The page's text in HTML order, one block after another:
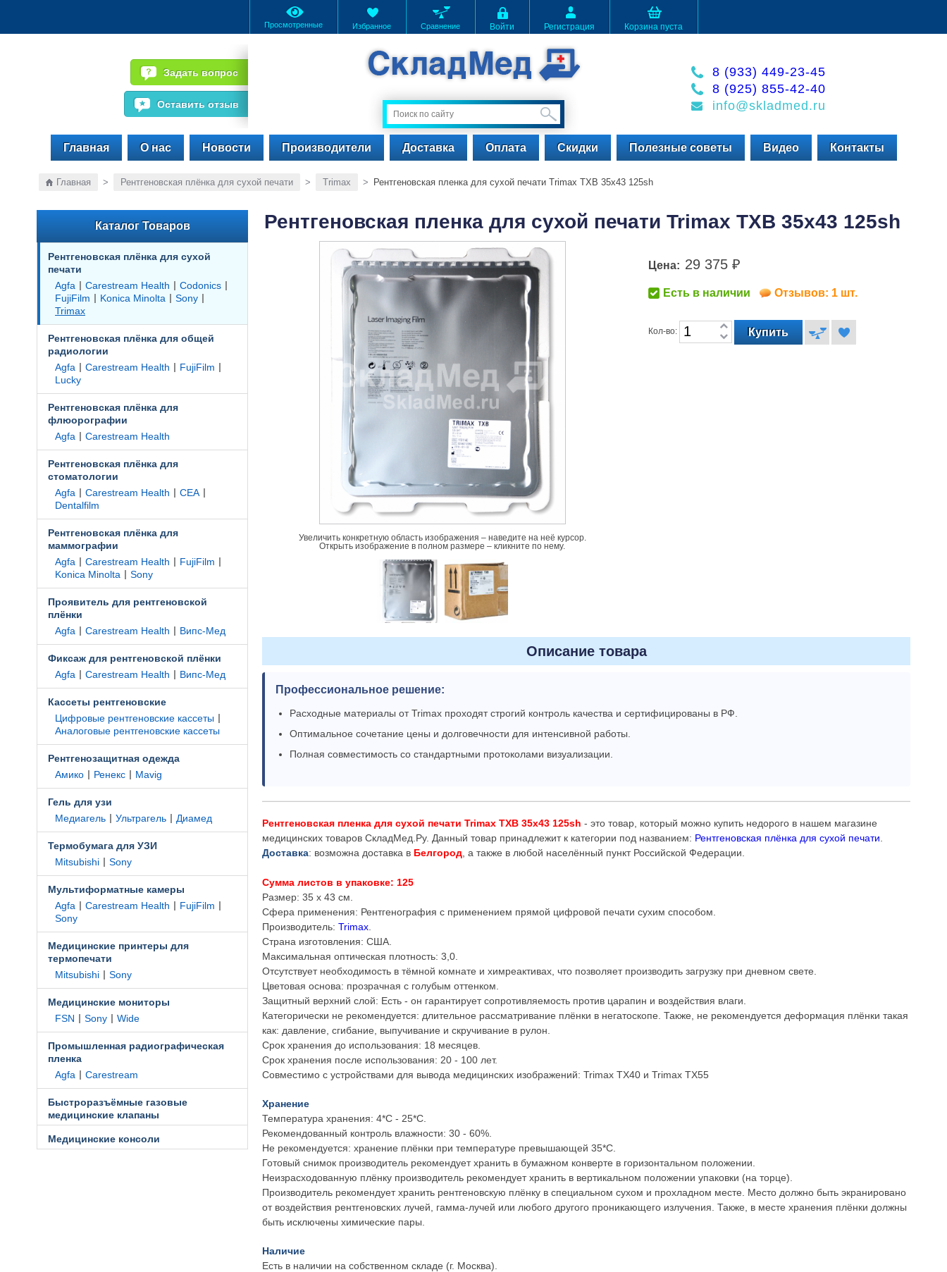
Просмотренные Избранное Сравнение Войти Регистрация Корзина пуста
Задать вопрос
Оставить отзыв
8 (933) 449-23-45
8 (925) 855-42-40
info@skladmed.ru
Главная О нас Новости Производители Доставка Оплата Скидки Полезные советы Видео Контакты
Главная > Рентгеновская плёнка для сухой печати > Trimax > Рентгеновская пленка для сухой печати Trimax TXB 35x43 125sh
Каталог Товаров
Рентгеновская плёнка для сухой
печати
Agfa | Carestream Health | Codonics |
FujiFilm | Konica Minolta | Sony |
Trimax
Рентгеновская плёнка для общей
радиологии
Agfa | Carestream Health | FujiFilm |
Lucky
Рентгеновская плёнка для
флюорографии
Agfa | Carestream Health
Рентгеновская плёнка для
стоматологии
Agfa | Carestream Health | CEA |
Dentalfilm
Рентгеновская плёнка для
маммографии
Agfa | Carestream Health | FujiFilm |
Konica Minolta | Sony
Проявитель для рентгеновской
плёнки
Agfa | Carestream Health | Випс-Мед
Фиксаж для рентгеновской плёнки
Agfa | Carestream Health | Випс-Мед
Кассеты рентгеновские
Цифровые рентгеновские кассеты |
Аналоговые рентгеновские кассеты
Рентгенозащитная одежда
Амико | Ренекс | Mavig
Гель для узи
Медиагель | Ультрагель | Диамед
Термобумага для УЗИ
Mitsubishi | Sony
Мультиформатные камеры
Agfa | Carestream Health | FujiFilm |
Sony
Медицинские принтеры для
термопечати
Mitsubishi | Sony
Медицинские мониторы
FSN | Sony | Wide
Промышленная радиографическая
пленка
Agfa | Carestream
Быстроразъёмные газовые
медицинские клапаны
Медицинские консоли
Рентгеновская пленка для сухой печати Trimax TXB 35x43 125sh
Увеличить конкретную область изображения – наведите на неё курсор.
Открыть изображение в полном размере – кликните по нему.
Цена: 29 375 ₽
Есть в наличии Отзывов: 1 шт.
Кол-во:
Описание товара
Профессиональное решение:
Расходные материалы от Trimax проходят строгий контроль качества и сертифицированы в РФ.
Оптимальное сочетание цены и долговечности для интенсивной работы.
Полная совместимость со стандартными протоколами визуализации.
Рентгеновская пленка для сухой печати Trimax TXB 35x43 125sh - это товар, который можно купить недорого в нашем магазине
медицинских товаров СкладМед.Ру. Данный товар принадлежит к категории под названием: Рентгеновская плёнка для сухой печати
Доставка: возможна доставка в Белгород , а также в любой населённый пункт Российской Федерации.
Сумма листов в упаковке: 125
Размер: 35 x 43 см.
Сфера применения: Рентгенография с применением прямой цифровой печати сухим способом.
Производитель: Trimax
Страна изготовления: США.
Максимальная оптическая плотность: 3,0.
Отсутствует необходимость в тёмной комнате и химреактивах, что позволяет производить загрузку при дневном свете.
Цветовая основа: прозрачная с голубым оттенком.
Защитный верхний слой: Есть - он гарантирует сопротивляемость против царапин и воздействия влаги.
Категорически не рекомендуется: длительное рассматривание плёнки в негатоскопе. Также, не рекомендуется деформация плёнки такая
как: давление, сгибание, выпучивание и скручивание в рулон.
Срок хранения до использования: 18 месяцев.
Cрок хранения после использования: 20 - 100 лет.
Совместимо с устройствами для вывода медицинских изображений: Trimax TX40 и Trimax TX55
Хранение
Температура хранения: 4*C - 25*C.
Рекомендованный контроль влажности: 30 - 60%.
Не рекомендуется: хранение плёнки при температуре превышающей 35*С.
Готовый снимок производитель рекомендует хранить в бумажном конверте в горизонтальном положении.
Неизрасходованную плёнку производитель рекомендует хранить в вертикальном положении упаковки (на торце).
Производитель рекомендует хранить рентгеновскую плёнку в специальном сухом и прохладном месте. Место должно быть экранировано
от воздействия рентгеновских лучей, гамма-лучей или любого другого проникающего излучения. Также, в месте хранения плёнки должны
быть исключены химические пары.
Наличие
Есть в наличии на собственном складе (г. Москва).